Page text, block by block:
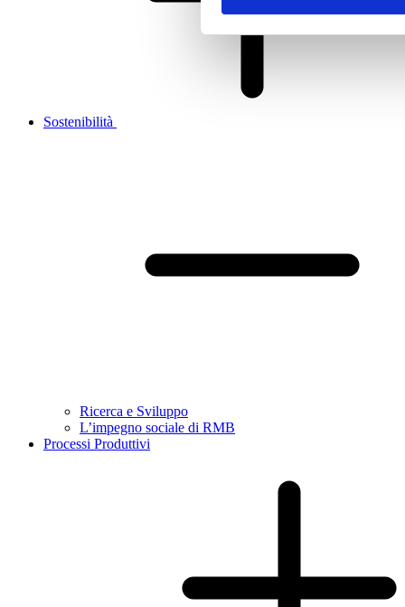
Sostenibilità
Ricerca e Sviluppo
L’impegno sociale di RMB
Processi Produttivi